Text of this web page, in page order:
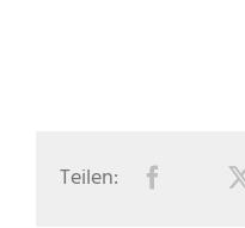
Teilen: